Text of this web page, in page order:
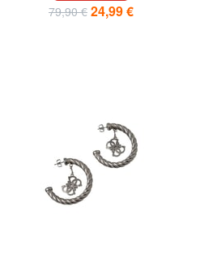
79,90 € 24,99 €